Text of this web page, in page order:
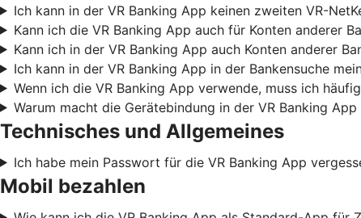
Ich kann in der VR Banking App keinen zweiten VR-
Kann ich die VR Banking App auch für Konten anderer
Kann ich in der VR Banking App auch Konten anderer
Ich kann in der VR Banking App in der Bankensuche
Wenn ich die VR Banking App verwende, muss ich
Warum macht die Gerätebindung in der VR Banking
Technisches und Allgemeines
Ich habe mein Passwort für die VR Banking App
Mobil bezahlen